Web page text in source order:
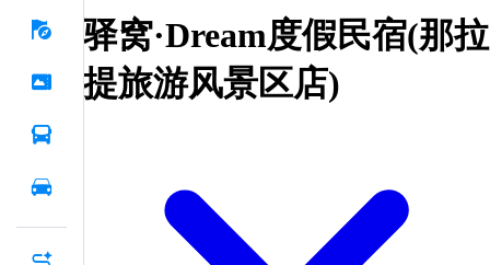
驿窝·Dream度假民宿(那拉
提旅游风景区店)